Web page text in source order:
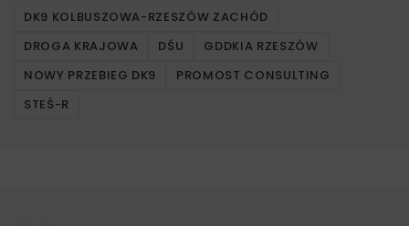
DK9 KOLBUSZOWA-RZESZÓW ZACHÓD
DROGA KRAJOWA
DŚU
GDDKIA RZESZÓW
NOWY PRZEBIEG DK9
PROMOST CONSULTING
STEŚ-R